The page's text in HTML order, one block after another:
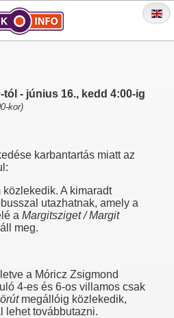
- június 16., kedd 4:00-ig
kor)
karbantartás miatt az
közlekedik. A kimaradt
utazhatnak, amely a
a Margitsziget / Margit
meg.
a Móricz Zsigmond
4-es és 6-os villamos csak
megállóig közlekedik,
lehet továbbutazni.